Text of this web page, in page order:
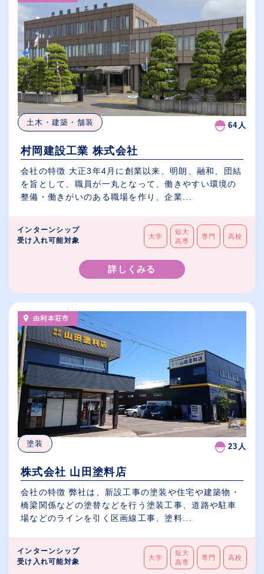
土木・建築・舗装 64人
村岡建設工業 株式会社
会社の特徴 大正3年4月に創業以来、明朗、融和、団結
を旨として、職員が一丸となって、働きやすい環境の
整備・働きがいのある職場を作り、企業...
インターンシップ
受け入れ可能対象
大学
短大
高専
専門 高校
詳しくみる
由利本荘市
塗装 23人
株式会社 山田塗料店
会社の特徴 弊社は、新設工事の塗装や住宅や建築物・
橋梁関係などの塗替などを行う塗装工事、道路や駐車
場などのラインを引く区画線工事、塗料...
インターンシップ
受け入れ可能対象
大学
短大
高専
専門 高校